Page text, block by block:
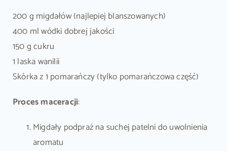
200 g migdałów (najlepiej blanszowanych)
400 ml wódki dobrej jakości
150 g cukru
1 laska wanilii
Skórka z 1 pomarańczy (tylko pomarańczowa część)
Proces maceracji:
Migdały podpraż na suchej patelni do uwolnienia
aromatu